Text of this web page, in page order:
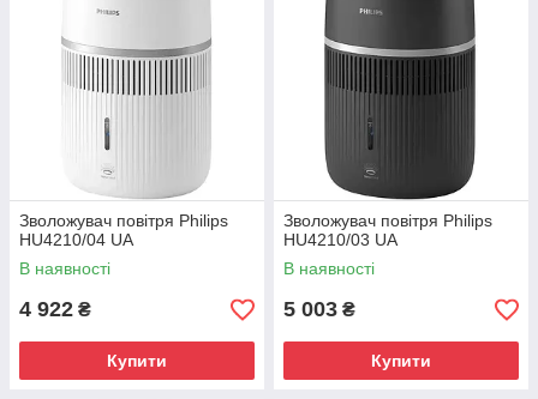
Зволожувач повітря Philips
HU4210/04 UA
В наявності
4 922 ₴
Купити
Зволожувач повітря Philips
HU4210/03 UA
В наявності
5 003 ₴
Купити